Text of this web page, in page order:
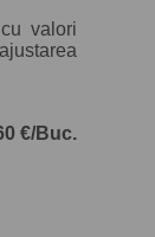
valori
€/Buc.